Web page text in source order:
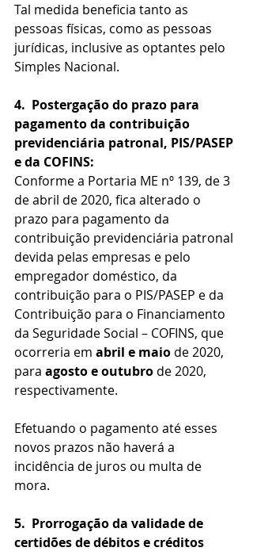
Tal medida beneficia tanto as
pessoas físicas, como as pessoas
jurídicas, inclusive as optantes pelo
Simples Nacional.
4. Postergação do prazo para
pagamento da contribuição
previdenciária patronal, PIS/PASEP
e da COFINS:
Conforme a Portaria ME nº 139, de 3
de abril de 2020, fica alterado o
prazo para pagamento da
contribuição previdenciária patronal
devida pelas empresas e pelo
empregador doméstico, da
contribuição para o PIS/PASEP e da
Contribuição para o Financiamento
da Seguridade Social – COFINS, que
ocorreria em abril e maio de 2020,
para agosto e outubro de 2020,
respectivamente.
Efetuando o pagamento até esses
novos prazos não haverá a
incidência de juros ou multa de
mora.
5. Prorrogação da validade de
certidões de débitos e créditos